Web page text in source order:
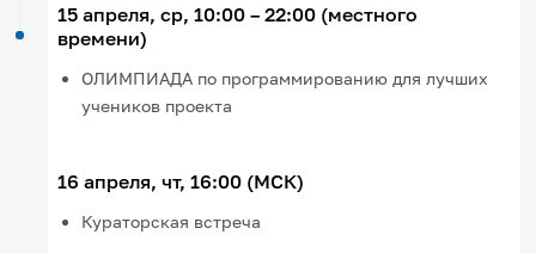
15 апреля, ср, 10:00 – 22:00 (местного
времени)
ОЛИМПИАДА по программированию для лучших
учеников проекта
16 апреля, чт, 16:00 (МСК)
Кураторская встреча